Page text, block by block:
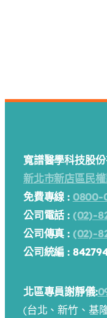
寬譜醫學科技股
新北市新店區民
免費專線 : 0800-
公司電話 : (02)-
公司傳真 : (02)-
公司統編 :
北區專員謝靜儀:
(台北、新竹、基